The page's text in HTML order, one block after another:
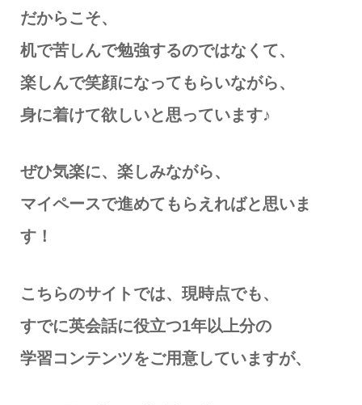
だからこそ、
机で苦しんで勉強するのではなくて、
楽しんで笑顔になってもらいながら、
身に着けて欲しいと思っています♪
ぜひ気楽に、楽しみながら、
マイペースで進めてもらえればと思いま
す！
こちらのサイトでは、現時点でも、
すでに英会話に役立つ1年以上分の
学習コンテンツをご用意していますが、